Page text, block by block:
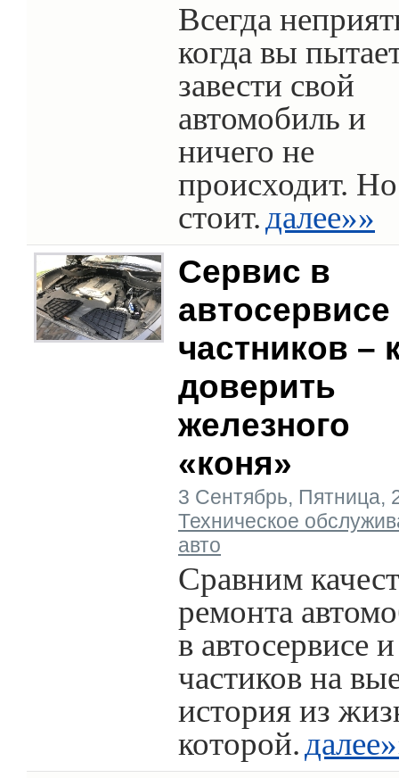
Всегда
когда вы
завести свой
автомобиль и
ничего не
происходит.
стоит.далее»»
Сервис в
автосервисе
частников –
доверить
железного
«коня»
3 Сентябрь, Пятница,
Техническое
авто
Сравним
ремонта
в автосервисе
частиков на
история из
которой.